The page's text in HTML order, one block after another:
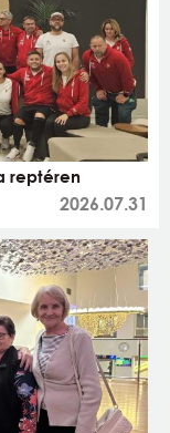
reptéren
2026.07.31